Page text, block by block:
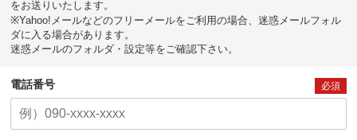
をお送りいたします。
※Yahoo!メールなどのフリーメールをご利用の場合、迷惑メールフォル
ダに入る場合があります。
迷惑メールのフォルダ・設定等をご確認下さい。
電話番号 必須